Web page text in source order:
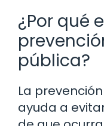
¿Por qué
pública?
La
ayuda a